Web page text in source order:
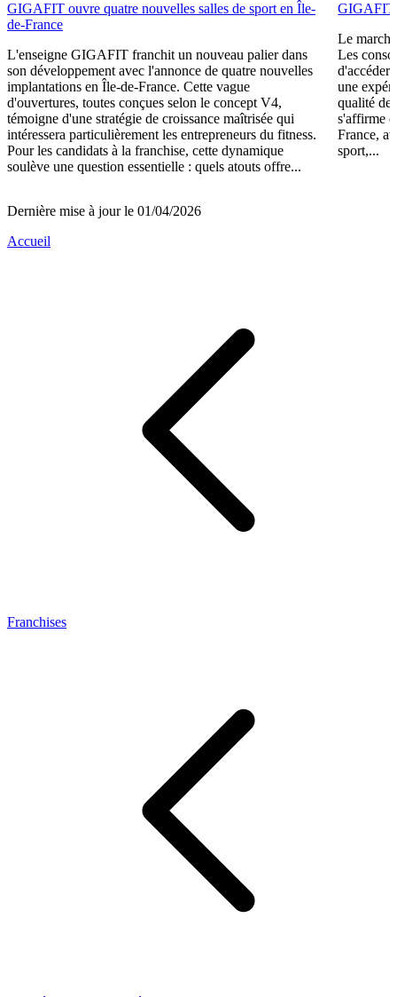
GIGAFIT ouvre quatre nouvelles salles de sport en Île-
de-France
L'enseigne GIGAFIT franchit un nouveau palier dans
son développement avec l'annonce de quatre nouvelles
implantations en Île-de-France. Cette vague
d'ouvertures, toutes conçues selon le concept V4,
témoigne d'une stratégie de croissance maîtrisée qui
intéressera particulièrement les entrepreneurs du fitness.
Pour les candidats à la franchise, cette dynamique
soulève une question essentielle : quels atouts offre...
GIGAFIT
Le
Les
d'accéder
une
qualité
s'affirme
France,
sport,...
Dernière mise à jour le 01/04/2026
Accueil
Franchises